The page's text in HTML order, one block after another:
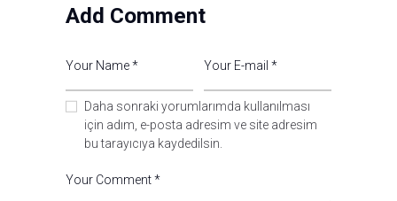
Add Comment
Daha sonraki yorumlarımda kullanılması
için adım, e-posta adresim ve site adresim
bu tarayıcıya kaydedilsin.